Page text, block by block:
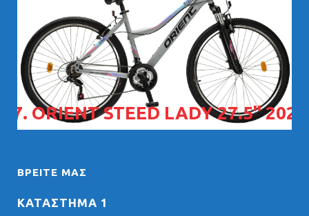
07. ORIENT STEED LADY 27.5" 2026
ΒΡΕΊΤΕ ΜΑΣ
ΚΑΤΑΣΤΗΜΑ 1